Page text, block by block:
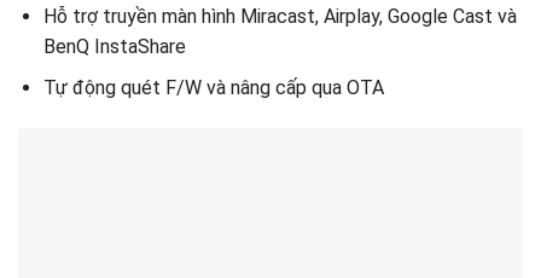
Hỗ trợ truyền màn hình Miracast, Airplay, Google Cast và
BenQ InstaShare
Tự động quét F/W và nâng cấp qua OTA